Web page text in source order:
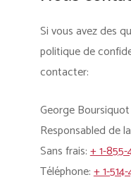
Si vous avez des
politique de
contacter:
George Boursiquot
Responsabled de
Sans frais:+ 1-855-
Téléphone:+ 1-